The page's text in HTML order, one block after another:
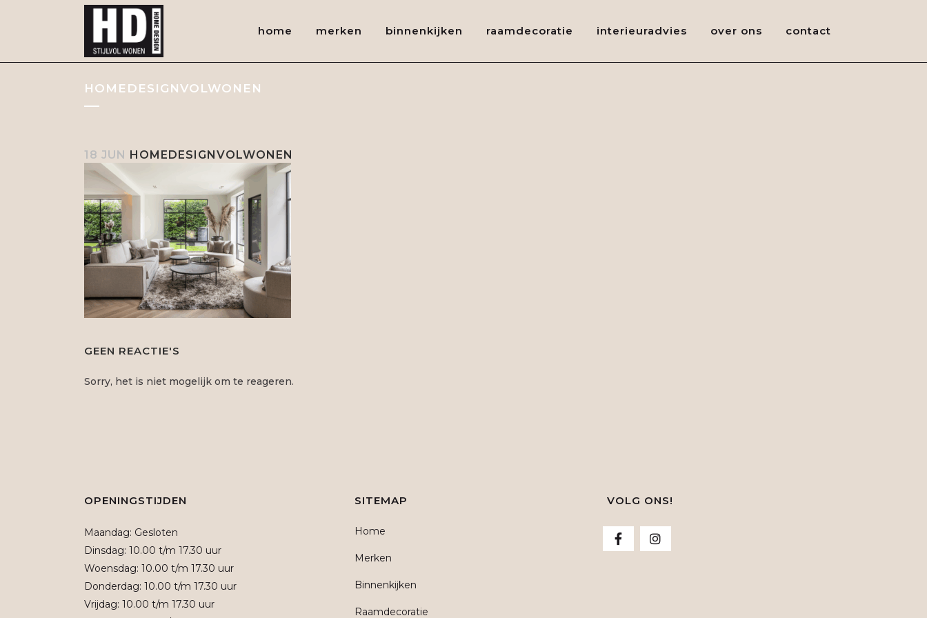
home merken binnenkijken raamdecoratie interieuradvies over ons contact
HOMEDESIGNVOLWONEN
18 JUN HOMEDESIGNVOLWONEN
GEEN REACTIE'S
Sorry, het is niet mogelijk om te reageren.
OPENINGSTIJDEN
Maandag: Gesloten
Dinsdag: 10.00 t/m 17.30 uur
Woensdag: 10.00 t/m 17.30 uur
Donderdag: 10.00 t/m 17.30 uur
Vrijdag: 10.00 t/m 17.30 uur
SITEMAP
Home
Merken
Binnenkijken
Raamdecoratie
VOLG ONS!